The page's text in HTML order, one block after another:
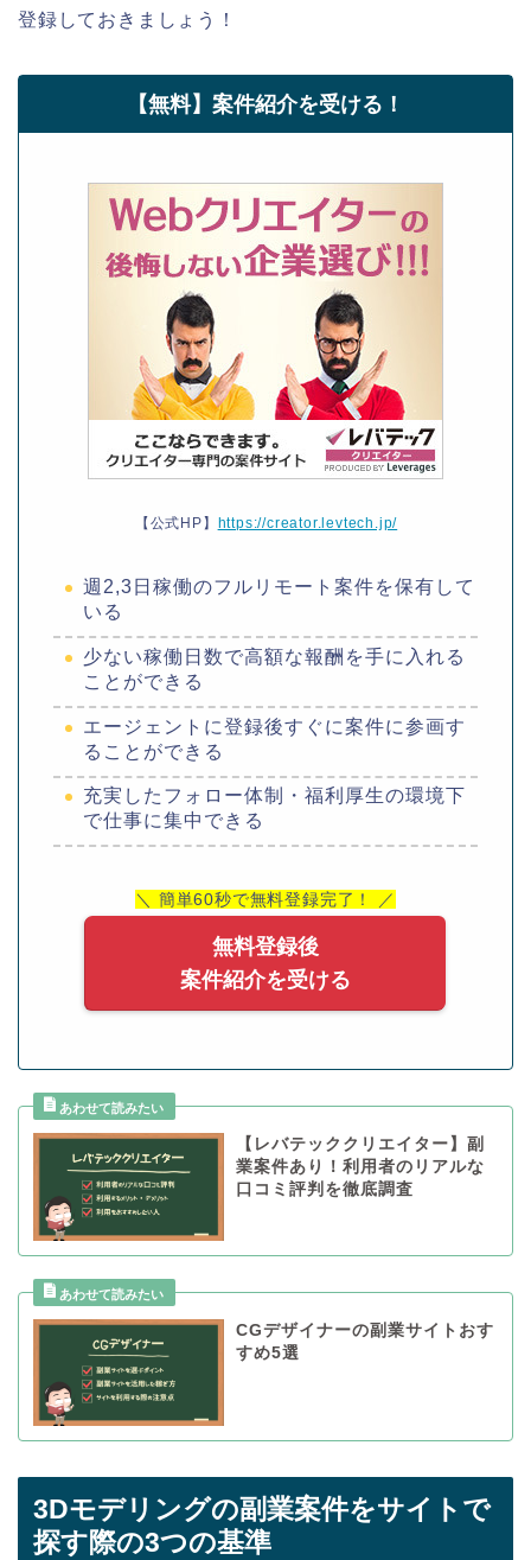
登録しておきましょう！
【無料】案件紹介を受ける！
【公式HP】 https://creator.levtech.jp/
週2,3日稼働のフルリモート案件を保有して
いる
少ない稼働日数で高額な報酬を手に入れる
ことができる
エージェントに登録後すぐに案件に参画す
ることができる
充実したフォロー体制・福利厚生の環境下
で仕事に集中できる
＼ 簡単60秒で無料登録完了！ ／
無料登録後
案件紹介を受ける
【レバテッククリエイター】副
業案件あり！利用者のリアルな
口コミ評判を徹底調査
CGデザイナーの副業サイトおす
すめ5選
3Dモデリングの副業案件をサイトで
探す際の3つの基準